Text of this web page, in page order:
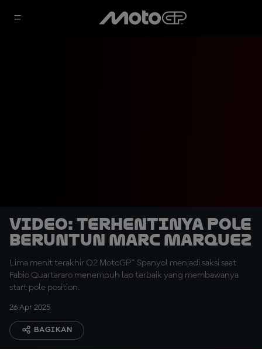
VIDEO: Terhentinya Pole
Beruntun Marc Marquez
Lima menit terakhir Q2 MotoGP™ Spanyol menjadi saksi saat
Fabio Quartararo menempuh lap terbaik yang membawanya
start pole position.
26 Apr 2025
BAGIKAN